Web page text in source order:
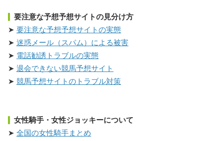
要注意な予想予想サイトの見分け方
要注意な予想予想サイトの実態
迷惑メール（スパム）による被害
電話勧誘トラブルの実態
退会できない競馬予想サイト
競馬予想サイトのトラブル対策
女性騎手・女性ジョッキーについて
全国の女性騎手まとめ